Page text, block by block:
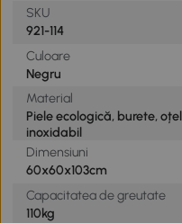
SKU
921-114
Culoare
Negru
Material
Piele ecologică, burete, oțel
inoxidabil
Dimensiuni
60x60x103cm
Capacitatea de greutate
110kg